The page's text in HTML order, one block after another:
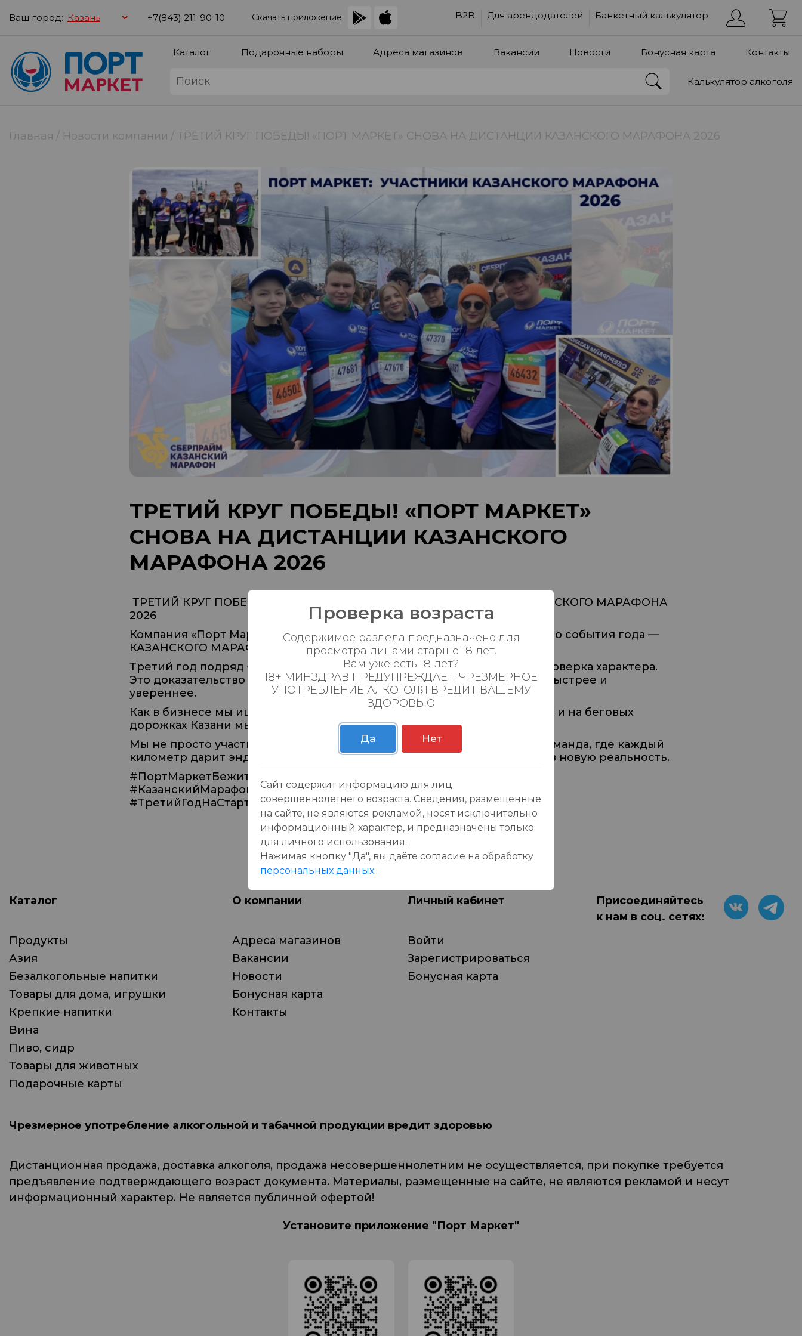
Ваш город: +7(843) 211-90-10 Скачать приложение B2B Для арендодателей Банкетный калькулятор
Каталог Подарочные наборы Адреса магазинов Вакансии Новости Бонусная карта Контакты
Калькулятор алкоголя
Главная Новости компании ТРЕТИЙ КРУГ ПОБЕДЫ! «ПОРТ МАРКЕТ» СНОВА НА ДИСТАНЦИИ КАЗАНСКОГО МАРАФОНА 2026
ТРЕТИЙ КРУГ ПОБЕДЫ! «ПОРТ МАРКЕТ»
СНОВА НА ДИСТАНЦИИ КАЗАНСКОГО
МАРАФОНА 2026
ТРЕТИЙ КРУГ ПОБЕДЫ! «ПОРТ МАРКЕТ» СНОВА НА ДИСТАНЦИИ КАЗАНСКОГО МАРАФОНА
2026
Компания «Порт Маркет» в третий раз вышла на старт главного бегового события года —
КАЗАНСКОГО МАРАФОНА 2026.
Третий год подряд — это не просто привычка. Это стиль жизни. Это проверка характера.
Это доказательство того, что «Порт Маркет» движется только вперёд, быстрее и
увереннее.
Как в бизнесе мы ищем нестандартные пути и обгоняем ожидания, так и на беговых
дорожках Казани мы разрываем шаблоны.
Мы не просто участники. Мы — мотор, который заводит толпу. Мы — команда, где каждый
километр дарит эндорфины, а финишная лента превращается в билет в новую реальность.
#ПортМаркетБежит
#КазанскийМарафон2026
#ТретийГодНаСтарте
Каталог
Продукты
Азия
Безалкогольные напитки
Товары для дома, игрушки
Крепкие напитки
Вина
Пиво, сидр
Товары для животных
Подарочные карты
О компании
Адреса магазинов
Вакансии
Новости
Бонусная карта
Контакты
Личный кабинет
Войти
Зарегистрироваться
Бонусная карта
Присоединяйтесь
к нам в соц. сетях:
Чрезмерное употребление алкогольной и табачной продукции вредит здоровью
Дистанционная продажа, доставка алкоголя, продажа несовершеннолетним не осуществляется, при покупке требуется
предъявление подтверждающего возраст документа. Материалы, размещенные на сайте, не являются рекламой и несут
информационный характер. Не является публичной офертой!
Установите приложение "Порт Маркет"
Проверка возраста
Содержимое раздела предназначено для
просмотра лицами старше 18 лет.
Вам уже есть 18 лет?
18+ МИНЗДРАВ ПРЕДУПРЕЖДАЕТ: ЧРЕЗМЕРНОЕ
УПОТРЕБЛЕНИЕ АЛКОГОЛЯ ВРЕДИТ ВАШЕМУ
ЗДОРОВЬЮ
Да Нет
Сайт содержит информацию для лиц
совершеннолетнего возраста. Сведения, размещенные
на сайте, не являются рекламой, носят исключительно
информационный характер, и предназначены только
для личного использования.
Нажимая кнопку "Да", вы даёте cогласие на обработку
персональных данных